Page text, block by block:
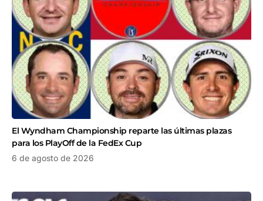
El Wyndham Championship reparte las últimas plazas
para los PlayOff de la FedEx Cup
6 de agosto de 2026